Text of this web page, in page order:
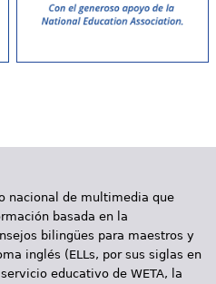
nacional de multimedia que
basada en la
bilingües para maestros y
inglés (ELLs, por sus siglas en
educativo de WETA, la